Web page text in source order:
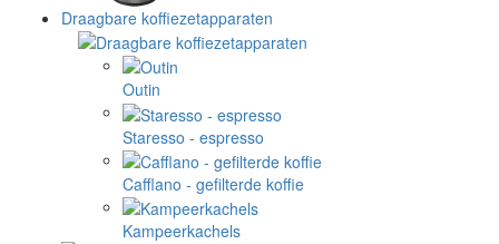
Draagbare koffiezetapparaten
Outin
Staresso - espresso
Cafflano - gefilterde koffie
Kampeerkachels